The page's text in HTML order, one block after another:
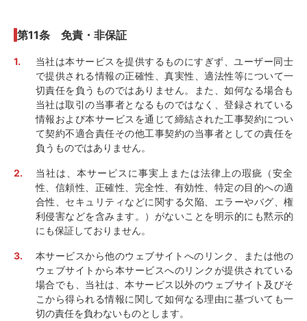
第11条 免責・非保証
当社は本サービスを提供するものにすぎず、ユーザー同士
で提供される情報の正確性、真実性、適法性等について一
切責任を負うものではありません。また、如何なる場合も
当社は取引の当事者となるものではなく、登録されている
情報および本サービスを通じて締結された工事契約につい
て契約不適合責任その他工事契約の当事者としての責任を
負うものではありません。
当社は、本サービスに事実上または法律上の瑕疵（安全
性、信頼性、正確性、完全性、有効性、特定の目的への適
合性、セキュリティなどに関する欠陥、エラーやバグ、権
利侵害などを含みます。）がないことを明示的にも黙示的
にも保証しておりません。
本サービスから他のウェブサイトへのリンク、または他の
ウェブサイトから本サービスへのリンクが提供されている
場合でも、当社は、本サービス以外のウェブサイト及びそ
こから得られる情報に関して如何なる理由に基づいても一
切の責任を負わないものとします。